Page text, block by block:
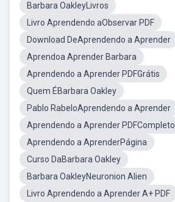
Barbara OakleyLivros
Livro Aprendendo aObservar PDF
Download DeAprendendo a Aprender
Aprendoa Aprender Barbara
Aprendendo a Aprender PDFGrátis
Quem ÉBarbara Oakley
Pablo RabeloAprendendo a Aprender
Aprendendo a Aprender PDFCompleto
Aprendendo a AprenderPágina
Curso DaBarbara Oakley
Barbara OakleyNeuronion Alien
Livro Aprendendo a Aprender A+ PDF